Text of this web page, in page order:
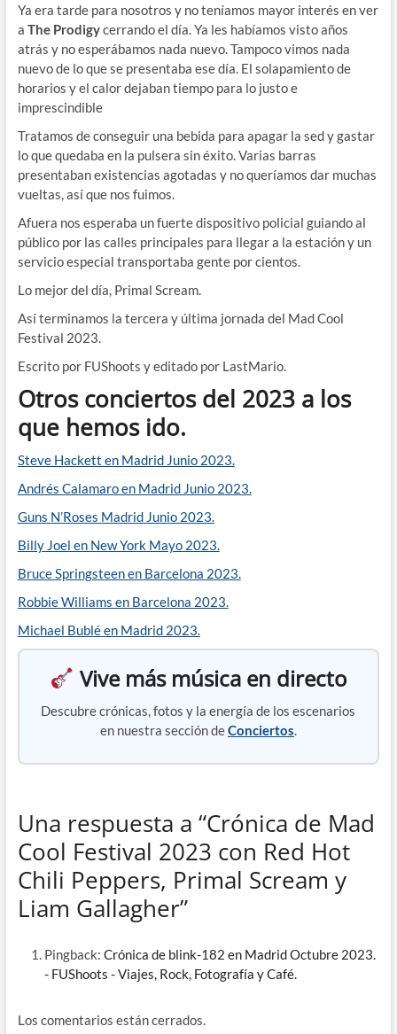
Ya era tarde para nosotros y no teníamos mayor interés en ver
a The Prodigycerrando el día. Ya les habíamos visto años
atrás y no esperábamos nada nuevo. Tampoco vimos nada
nuevo de lo que se presentaba ese día. El solapamiento de
horarios y el calor dejaban tiempo para lo justo e
imprescindible
Tratamos de conseguir una bebida para apagar la sed y gastar
lo que quedaba en la pulsera sin éxito. Varias barras
presentaban existencias agotadas y no queríamos dar muchas
vueltas, así que nos fuimos.
Afuera nos esperaba un fuerte dispositivo policial guiando al
público por las calles principales para llegar a la estación y un
servicio especial transportaba gente por cientos.
Lo mejor del día, Primal Scream.
Así terminamos la tercera y última jornada del Mad Cool
Festival 2023.
Escrito por FUShoots y editado por LastMario.
Otros conciertos del 2023 a los
que hemos ido.
Steve Hackett en Madrid Junio 2023.
Andrés Calamaro en Madrid Junio 2023.
Guns N’Roses Madrid Junio 2023.
Billy Joel en New York Mayo 2023.
Bruce Springsteen en Barcelona 2023.
Robbie Williams en Barcelona 2023.
Michael Bublé en Madrid 2023.
Vive más música en directo
Descubre crónicas, fotos y la energía de los escenarios
en nuestra sección deConciertos.
Una respuesta a “Crónica de Mad
Cool Festival 2023 con Red Hot
Chili Peppers, Primal Scream y
Liam Gallagher”
Pingback: Crónica de blink-182 en Madrid Octubre 2023.
- FUShoots - Viajes, Rock, Fotografía y Café.
Los comentarios están cerrados.